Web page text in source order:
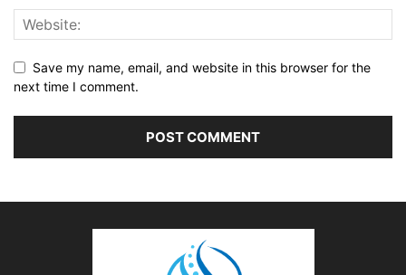
Save my name, email, and website in this browser for the
next time I comment.